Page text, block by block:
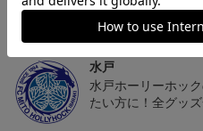
の必須アイテム！
水戸
水戸ホーリーホッ
たい方に！全グッ